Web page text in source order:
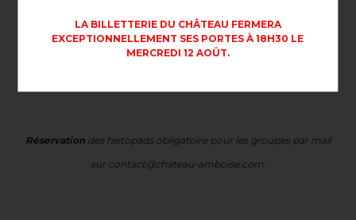
disponible.
Proposés en 12 langues(F, UK-US, D, E, I, R, PL, BR, CHN, J,
Réservationdes histopads obligatoire pour les groupes par mail
sur contact@chateau-amboise.com.
LA BILLETTERIE DU CHÂTEAU FERMERA
EXCEPTIONNELLEMENT SES PORTES À 18H30 LE
MERCREDI 12 AOÛT.